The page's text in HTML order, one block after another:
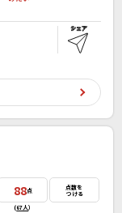
88点
(67人）
点数を
つける